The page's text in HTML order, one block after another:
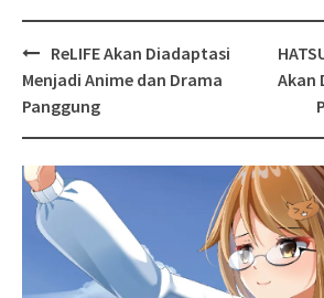
Post
navigation
ReLIFE Akan Diadaptasi
Menjadi Anime dan Drama
Panggung
Akan